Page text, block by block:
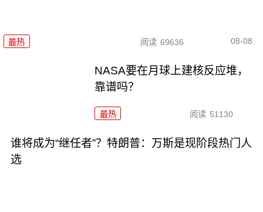
最热 阅读 69636 08-08
NASA要在月球上建核反应堆，
靠谱吗？
最热 阅读 51130
谁将成为“继任者”？特朗普：万斯是现阶段热门人
选